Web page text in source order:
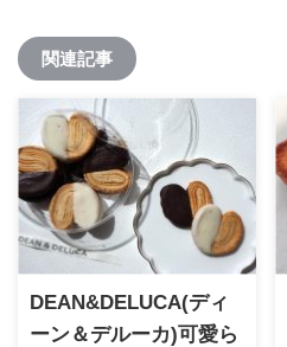
関連記事
DEAN&DELUCA(ディ
ーン＆デルーカ)可愛ら